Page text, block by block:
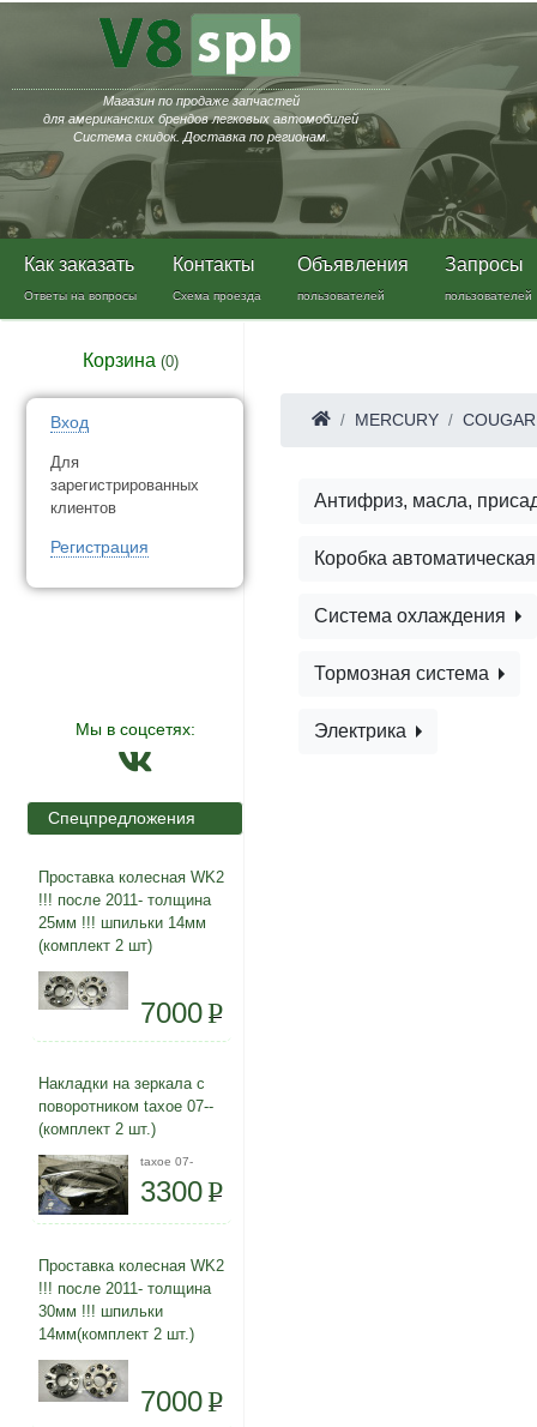
Магазин по продаже запчастей
для американских брендов легковых автомобилей
Система скидок. Доставка по регионам.
Как заказать
Ответы на вопросы
Контакты
Схема проезда
Объявления
пользователей
Запросы
пользователей
Корзина (0)
Вход
Для
зарегистрированных
клиентов
Регистрация
Мы в соцсетях:
Спецпредложения
Проставка колесная WK2
!!! после 2011- толщина
25мм !!! шпильки 14мм
(комплект 2 шт)
7000P
Накладки на зеркала с
поворотником taxoe 07--
(комплект 2 шт.)
taxoe 07-
3300P
Проставка колесная WK2
!!! после 2011- толщина
30мм !!! шпильки
14мм(комплект 2 шт.)
7000P
MERCURY COUGAR
Антифриз, масла,
Коробка
Система охлаждения
Тормозная система
Электрика